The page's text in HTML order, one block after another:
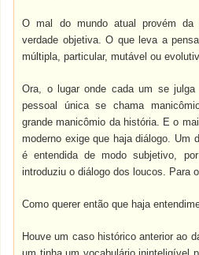
O mal do mundo atual provém da
verdade objetiva. O que leva a
múltipla, particular, mutável ou
Ora, o lugar onde cada um se julga
pessoal única se chama
grande manicômio da história. E o
moderno exige que haja diálogo. Um
é entendida de modo subjetivo,
introduziu o diálogo dos loucos. Para
Como querer então que haja
Houve um caso histórico anterior ao